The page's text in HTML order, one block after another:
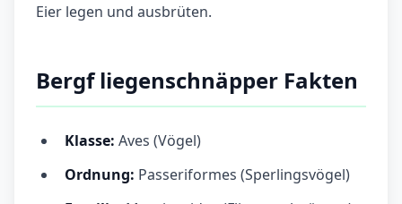
Eier legen und ausbrüten.
Bergf liegenschnäpper Fakten
Klasse: Aves (Vögel)
Ordnung: Passeriformes (Sperlingsvögel)